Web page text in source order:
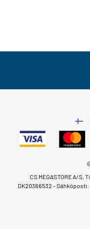
CS MEGASTORE A/S,
DK20366532 - Sähköposti: